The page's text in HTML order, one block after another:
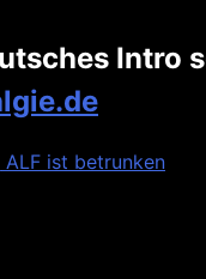
Intro
ist betrunken